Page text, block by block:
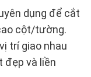
dụng để cắt
cột/tường.
trí giao nhau
đẹp và liền